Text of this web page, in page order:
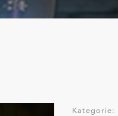
Kategorie: